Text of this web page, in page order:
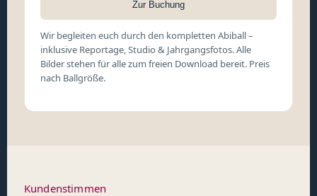
Zur Buchung
Wir begleiten euch durch den kompletten Abiball –
inklusive Reportage, Studio & Jahrgangsfotos. Alle
Bilder stehen für alle zum freien Download bereit. Preis
nach Ballgröße.
Kundenstimmen